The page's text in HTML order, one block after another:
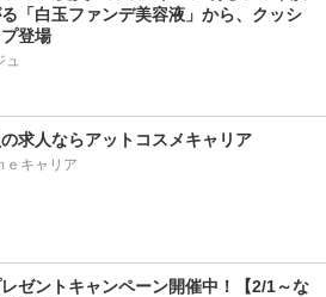
「白玉ファンデ美容液」から、クッシ
登場
ュ
求人ならアットコスメキャリア
ｅキャリア
ゼントキャンペーン開催中！【2/1～な